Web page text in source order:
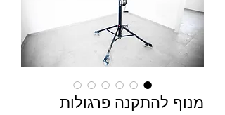
מנוף להתקנה פרגולות